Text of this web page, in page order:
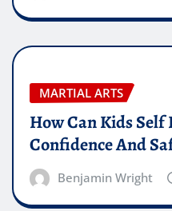
MARTIAL ARTS
How Can Kids Self
Confidence And
Benjamin Wright